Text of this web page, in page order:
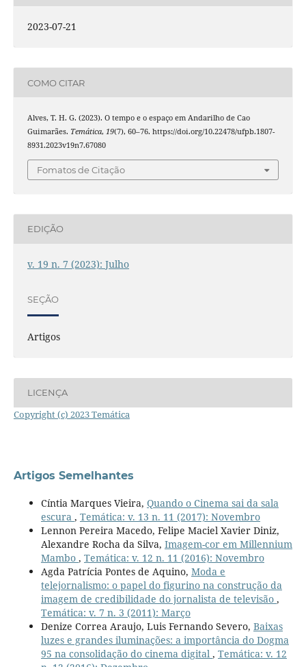
2023-07-21
COMO CITAR
Alves, T. H. G. (2023). O tempo e o espaço em Andarilho de Cao
Guimarães. Temática, 19(7), 60–76. https://doi.org/10.22478/ufpb.1807-
8931.2023v19n7.67080
Fomatos de Citação
EDIÇÃO
v. 19 n. 7 (2023): Julho
SEÇÃO
Artigos
LICENÇA
Copyright (c) 2023 Temática
Artigos Semelhantes
Cíntia Marques Vieira, Quando o Cinema sai da sala
escura , Temática: v. 13 n. 11 (2017): Novembro
Lennon Pereira Macedo, Felipe Maciel Xavier Diniz,
Alexandre Rocha da Silva, Imagem-cor em Millennium
Mambo , Temática: v. 12 n. 11 (2016): Novembro
Agda Patrícia Pontes de Aquino, Moda e
telejornalismo: o papel do figurino na construção da
imagem de credibilidade do jornalista de televisão ,
Temática: v. 7 n. 3 (2011): Março
Denize Correa Araujo, Luis Fernando Severo, Baixas
luzes e grandes iluminações: a importância do Dogma
95 na consolidação do cinema digital , Temática: v. 12